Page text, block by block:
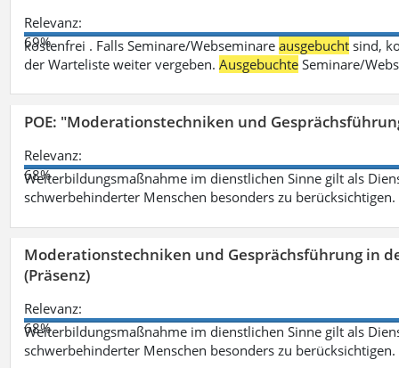
Relevanz:
69%
kostenfrei . Falls Seminare/Webseminareausgebucht sind,
der Warteliste weiter vergeben.Ausgebuchte Seminare/
POE: "Moderationstechniken und
Relevanz:
68%
Weiterbildungsmaßnahme im dienstlichen Sinne gilt als
schwerbehinderter Menschen besonders zu berücksichtigen.
Moderationstechniken und Gesprächsführung in
(Präsenz)
Relevanz:
68%
Weiterbildungsmaßnahme im dienstlichen Sinne gilt als
schwerbehinderter Menschen besonders zu berücksichtigen.